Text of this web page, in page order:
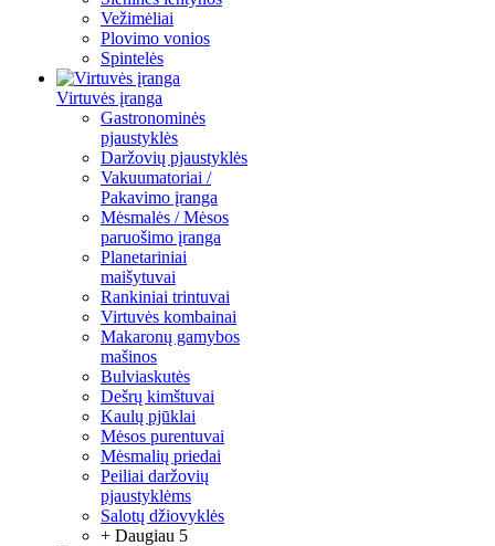
Vežimėliai
Plovimo vonios
Spintelės
Virtuvės įranga
Gastronominės
pjaustyklės
Daržovių pjaustyklės
Vakuumatoriai /
Pakavimo įranga
Mėsmalės / Mėsos
paruošimo įranga
Planetariniai
maišytuvai
Rankiniai trintuvai
Virtuvės kombainai
Makaronų gamybos
mašinos
Bulviaskutės
Dešrų kimštuvai
Kaulų pjūklai
Mėsos purentuvai
Mėsmalių priedai
Peiliai daržovių
pjaustyklėms
Salotų džiovyklės
+ Daugiau 5